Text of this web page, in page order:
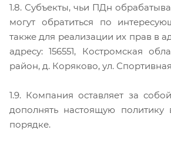
1.8. Субъекты, чьи ПДн
могут обратиться по
также для реализации их прав в
адресу: 156551, Костромская
район, д. Коряково, ул.
1.9. Компания оставляет за
дополнять настоящую политику
порядке.